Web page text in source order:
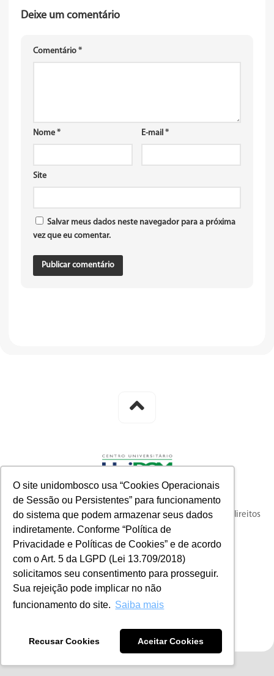
O site unidombosco usa “Cookies Operacionais
de Sessão ou Persistentes” para funcionamento
do sistema que podem armazenar seus dados
indiretamente. Conforme “Política de
Privacidade e Políticas de Cookies” e de acordo
com o Art. 5 da LGPD (Lei 13.709/2018)
solicitamos seu consentimento para prosseguir.
Sua rejeição pode implicar no não
funcionamento do site. Saiba mais
Recusar Cookies Aceitar Cookies
Deixe um comentário
Comentário *
Nome * E-mail *
Site
Salvar meus dados neste navegador para a próxima
vez que eu comentar.
© 2023 knysna full-funnel customer acquisition. Todos os direitos
reservados.